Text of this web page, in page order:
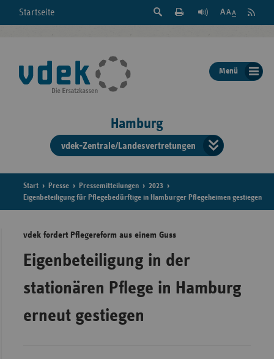
Startseite
Suche
der
Seite
Feed
Menü
Hamburg
vdek-Zentrale/Landesvertretungen
der
Start Presse Pressemitteilungen
2023
Eigenbeteiligung für Pflegebedürftige in Hamburger Pflegeheimen gestiegen
vdek fordert Pflegereform aus einem Guss
Eigenbeteiligung in der
stationären Pflege in Hamburg
erneut gestiegen